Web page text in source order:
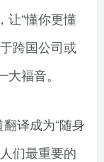
让“懂你更懂
跨国公司或
福音。
译成为“随身
们最重要的